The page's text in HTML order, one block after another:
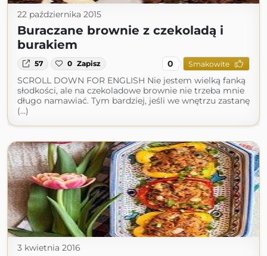
22 października 2015
Buraczane brownie z czekoladą i
burakiem
57 0 Zapisz 0 Smakowite
SCROLL DOWN FOR ENGLISH Nie jestem wielką fanką
słodkości, ale na czekoladowe brownie nie trzeba mnie
długo namawiać. Tym bardziej, jeśli we wnętrzu zastanę
(...)
3 kwietnia 2016